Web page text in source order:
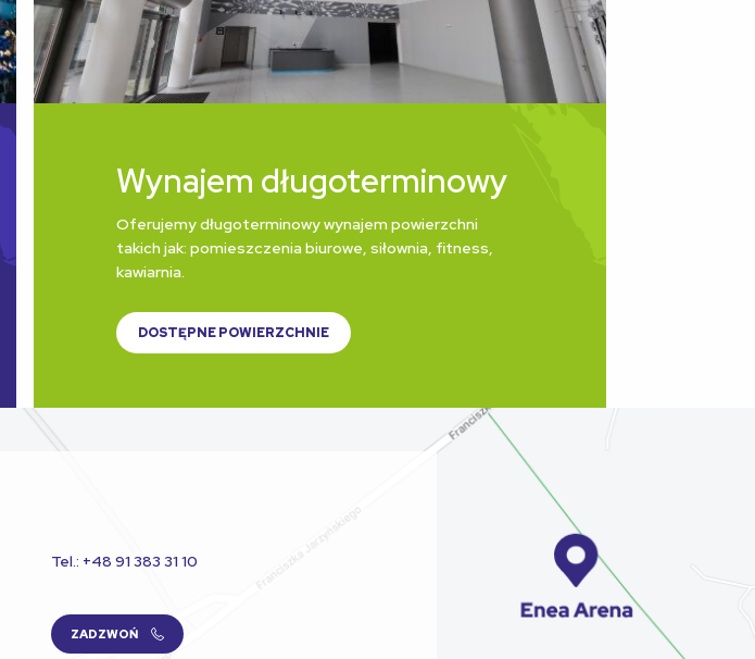
Wynajem długoterminowy
Oferujemy długoterminowy wynajem powierzchni
takich jak: pomieszczenia biurowe, siłownia, fitness,
kawiarnia.
DOSTĘPNE POWIERZCHNIE
Tel.: +48 91 383 31 10
ZADZWOŃ